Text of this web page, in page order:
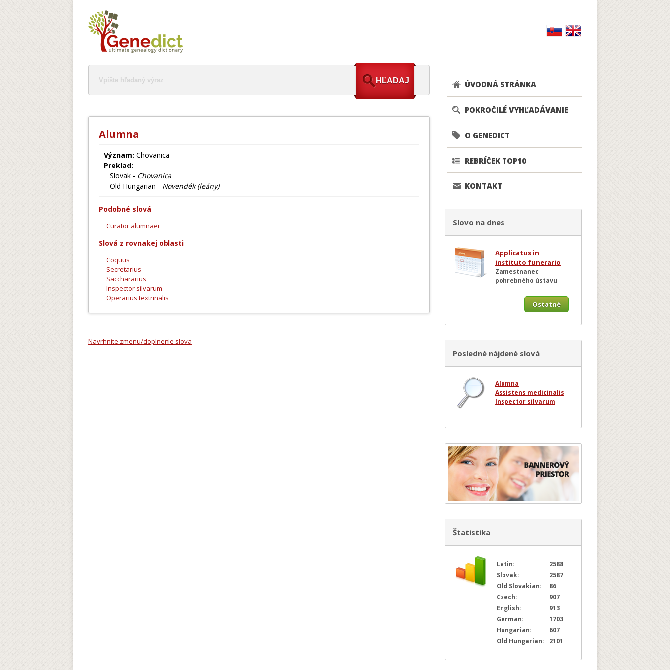
Alumna
Význam: Chovanica
Preklad:
Slovak - Chovanica
Old Hungarian - Növendék (leány)
Podobné slová
Curator alumnaei
Slová z rovnakej oblasti
Coquus
Secretarius
Sacchararius
Inspector silvarum
Operarius textrinalis
Navrhnite zmenu/doplnenie slova
ÚVODNÁ STRÁNKA
POKROČILÉ VYHĽADÁVANIE
O GENEDICT
REBRÍČEK TOP10
KONTAKT
Slovo na dnes
Applicatus in
instituto funerario
Zamestnanec
pohrebného ústavu
Ostatné
Posledné nájdené slová
Alumna
Assistens medicinalis
Inspector silvarum
Štatistika
Latin:
2588
Slovak:
2587
Old Slovakian:
86
Czech:
907
English:
913
German:
1703
Hungarian:
607
Old Hungarian:
2101